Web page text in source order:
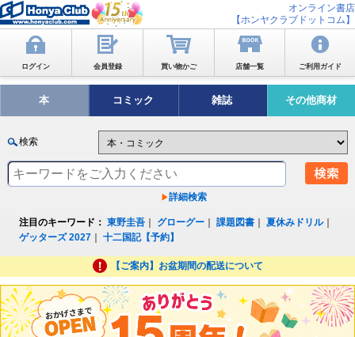
オンライン書店
【ホンヤクラブドットコム】
ログイン 会員登録 買い物かご 店舗一覧 ご利用ガイド
本 コミック 雑誌 その他商材
検索
詳細検索
注目のキーワード： 東野圭吾 グローグー ｜課題図書 ｜夏休みドリル｜
ゲッターズ 2027 ｜十二国記【予約】
【ご案内】お盆期間の配送について